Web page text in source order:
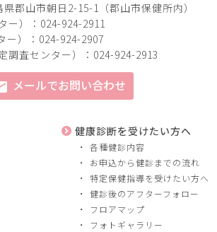
県郡山市朝日2-15-1（郡山市保健所内）
ー）：024-924-2911
ー）：024-924-2907
調査センター）：024-924-2913
メールでお問い合わせ
健康診断を受けたい方へ
各種健診内容
お申込から健診までの流れ
特定保健指導を受けたい方へ
健診後のアフターフォロー
フロアマップ
フォトギャラリー